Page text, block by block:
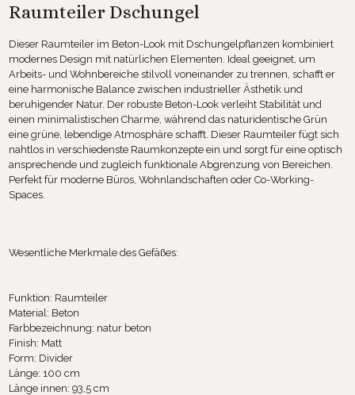
Raumteiler Dschungel
Dieser Raumteiler im Beton-Look mit Dschungelpflanzen kombiniert
modernes Design mit natürlichen Elementen. Ideal geeignet, um
Arbeits- und Wohnbereiche stilvoll voneinander zu trennen, schafft er
eine harmonische Balance zwischen industrieller Ästhetik und
beruhigender Natur. Der robuste Beton-Look verleiht Stabilität und
einen minimalistischen Charme, während das naturidentische Grün
eine grüne, lebendige Atmosphäre schafft. Dieser Raumteiler fügt sich
nahtlos in verschiedenste Raumkonzepte ein und sorgt für eine optisch
ansprechende und zugleich funktionale Abgrenzung von Bereichen.
Perfekt für moderne Büros, Wohnlandschaften oder Co-Working-
Spaces.
Wesentliche Merkmale des Gefäßes:
Funktion: Raumteiler
Material: Beton
Farbbezeichnung: natur beton
Finish: Matt
Form: Divider
Länge: 100 cm
Länge innen: 93,5 cm